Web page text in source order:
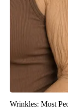
Wrinkles: Most